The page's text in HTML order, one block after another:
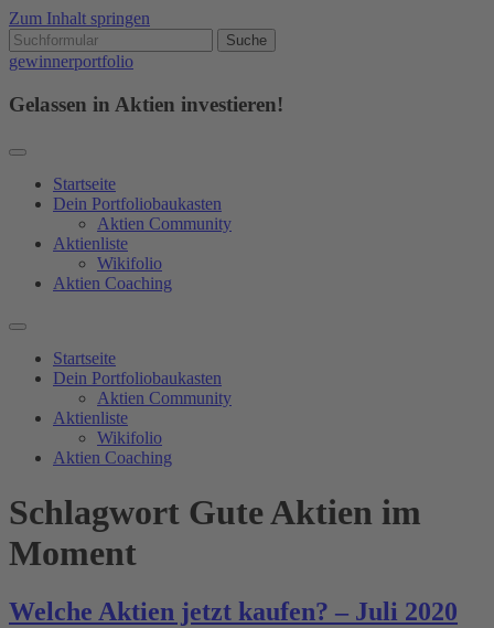
Zum Inhalt springen
Suchen
nach:
gewinnerportfolio
Gelassen in Aktien investieren!
Startseite
Dein Portfoliobaukasten
Aktien Community
Aktienliste
Wikifolio
Aktien Coaching
Suchfeld
ein-/ausblenden
Startseite
Dein Portfoliobaukasten
Aktien Community
Aktienliste
Wikifolio
Aktien Coaching
Schlagwort Gute Aktien im
Moment
Welche Aktien jetzt kaufen? – Juli 2020